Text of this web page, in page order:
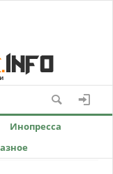
Инопресса